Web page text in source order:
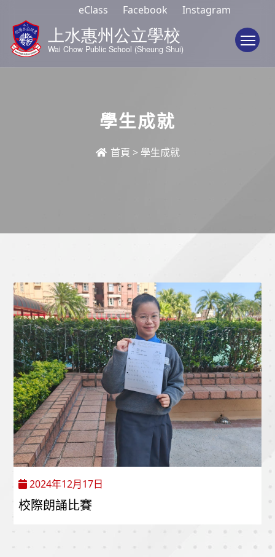
eClass Facebook Instagram
學生成就
首頁 > 學生成就
2024年12月17日
校際朗誦比賽